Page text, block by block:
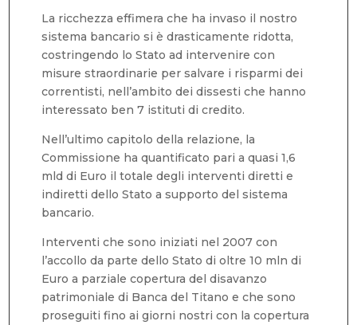
La ricchezza effimera che ha invaso il nostro
sistema bancario si è drasticamente ridotta,
costringendo lo Stato ad intervenire con
misure straordinarie per salvare i risparmi dei
correntisti, nell’ambito dei dissesti che hanno
interessato ben 7 istituti di credito.
Nell’ultimo capitolo della relazione, la
Commissione ha quantificato pari a quasi 1,6
mld di Euro il totale degli interventi diretti e
indiretti dello Stato a supporto del sistema
bancario.
Interventi che sono iniziati nel 2007 con
l’accollo da parte dello Stato di oltre 10 mln di
Euro a parziale copertura del disavanzo
patrimoniale di Banca del Titano e che sono
proseguiti fino ai giorni nostri con la copertura